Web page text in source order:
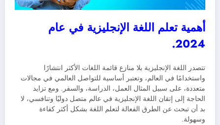
أهمية تعلم اللغة الإنجليزية في عام
2024.
تتصدر اللغة الإنجليزية بلا منازع قائمة اللغات الأكثر انتشارًا
واستخدامًا في العالم، وتعتبر أساسية للتواصل العالمي في مجالات
متعددة، على سبيل المثال العمل، الدراسة، والسفر. ومع تزايد
الحاجة إلى إتقان اللغة الإنجليزية في عالم متصل دوليًا وتنافسي، لا
بد أن تبحث عن الطرق الفعالة لتعلم اللغة بشكل أكثر كفاءة
وسهولة.